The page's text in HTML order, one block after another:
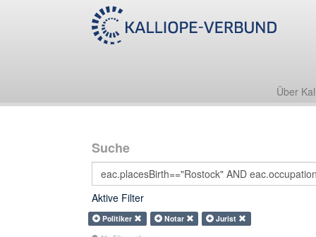
Über
Suche
Aktive Filter
Politiker Notar Jurist